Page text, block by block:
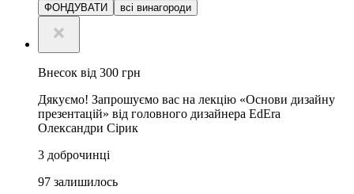
ФОНДУВАТИ всі винагороди
Внесок від 300 грн
Дякуємо! Запрошуємо вас на лекцію «Основи дизайну
презентацій» від головного дизайнера EdEra
Олександри Сірик
3 доброчинці
97 залишилось